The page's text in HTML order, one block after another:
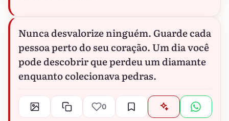
Nunca desvalorize ninguém. Guarde cada
pessoa perto do seu coração. Um dia você
pode descobrir que perdeu um diamante
enquanto colecionava pedras.
0